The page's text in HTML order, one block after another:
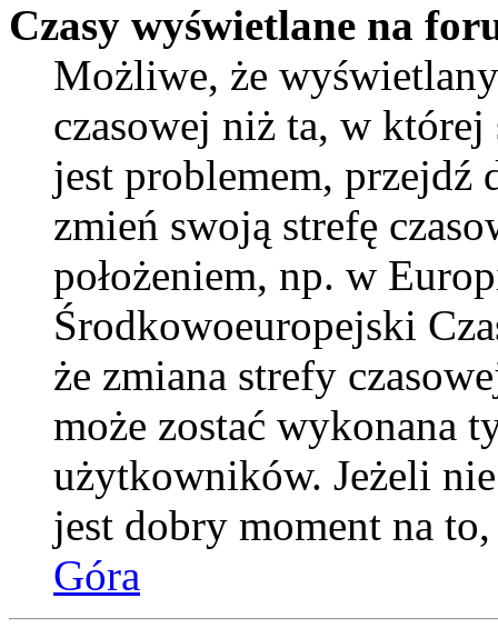
Czasy wyświetlane na
Możliwe, że
czasowej niż ta, w której
jest problemem,
zmień swoją strefę
położeniem, np. w
Środkowoeuropejski
że zmiana strefy
może zostać wykonana
użytkowników. Jeżeli
jest dobry moment na
Góra